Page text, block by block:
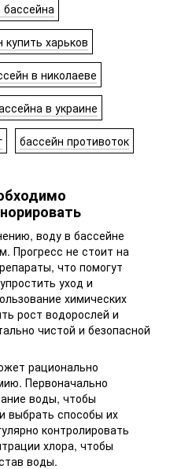
бассейна
харьков
в николаеве
в украине
бассейн противоток
воду в бассейне
Прогресс не стоит на
что помогут
уход и
химических
рост водорослей и
чистой и безопасной
рационально
Первоначально
воды, чтобы
выбрать способы их
контролировать
хлора, чтобы
воды.